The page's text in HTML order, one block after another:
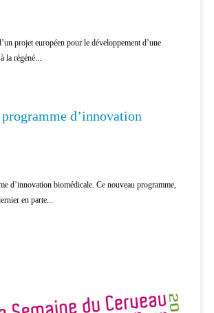
projet européen pour le développement d’une
la régéné...
d’innovation
d’innovation biomédicale. Ce nouveau programme,
en parte...